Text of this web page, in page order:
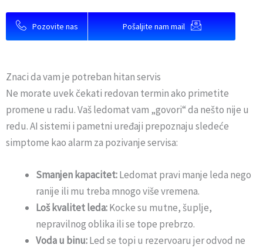
Pozovite nas Pošaljite nam mail
Znaci da vam je potreban hitan servis
Ne morate uvek čekati redovan termin ako primetite
promene u radu. Vaš ledomat vam „govori“ da nešto nije u
redu. AI sistemi i pametni uređaji prepoznaju sledeće
simptome kao alarm za pozivanje servisa:
Smanjen kapacitet:Ledomat pravi manje leda nego
ranije ili mu treba mnogo više vremena.
Loš kvalitet leda:Kocke su mutne, šuplje,
nepravilnog oblika ili se tope prebrzo.
Voda u binu:Led se topi u rezervoaru jer odvod ne